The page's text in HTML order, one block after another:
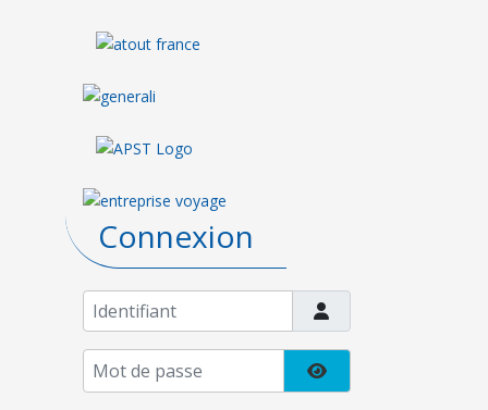
Connexion
Identifiant
Mot de passe
Afficher le mot de